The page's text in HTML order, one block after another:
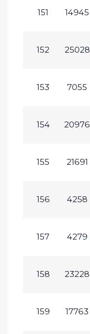
151 14945
152 25028
153 7055
154 20976
155 21691
156 4258
157 4279
158 23228
159 17763